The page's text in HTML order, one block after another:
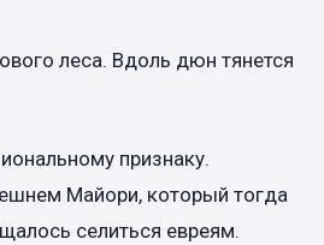
леса. Вдоль дюн тянется
признаку.
Майори, который тогда
селиться евреям.